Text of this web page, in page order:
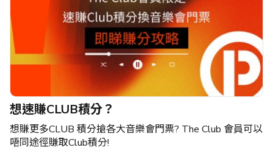
想速賺CLUB積分？
想賺更多CLUB 積分搶各大音樂會門票? The Club 會員可以
唔同途徑賺取Club積分!